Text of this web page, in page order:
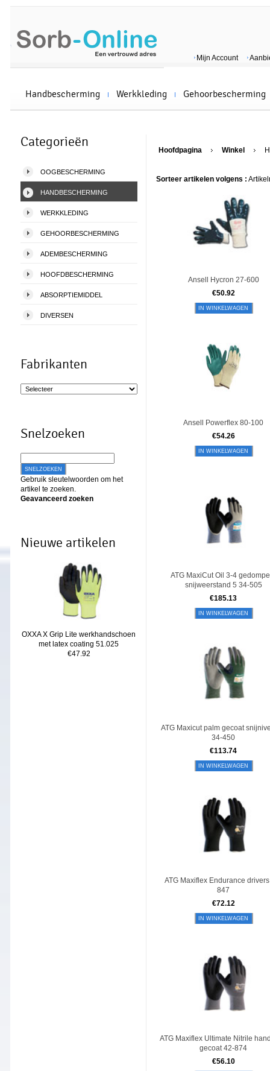
Mijn Account
Handbescherming Werkkleding Gehoorbescherming
Categorieën
OOGBESCHERMING
HANDBESCHERMING
WERKKLEDING
GEHOORBESCHERMING
ADEMBESCHERMING
HOOFDBESCHERMING
ABSORPTIEMIDDEL
DIVERSEN
Fabrikanten
Snelzoeken
SNELZOEKEN
Gebruik sleutelwoorden om het
artikel te zoeken.
Geavanceerd zoeken
Nieuwe artikelen
OXXA X Grip Lite werkhandschoen
met latex coating 51.025
€47.92
Hoofdpagina Winkel
Sorteer artikelen volgens :
Ansell Hycron 27-600
€50.92
IN WINKELWAGEN
Ansell Powerflex 80-100
€54.26
IN WINKELWAGEN
ATG MaxiCut Oil 3-4
snijweerstand 5 34-505
€185.13
IN WINKELWAGEN
ATG Maxicut palm gecoat
34-450
€113.74
IN WINKELWAGEN
ATG Maxiflex Endurance
847
€72.12
IN WINKELWAGEN
ATG Maxiflex Ultimate Nitrile
gecoat 42-874
€56.10